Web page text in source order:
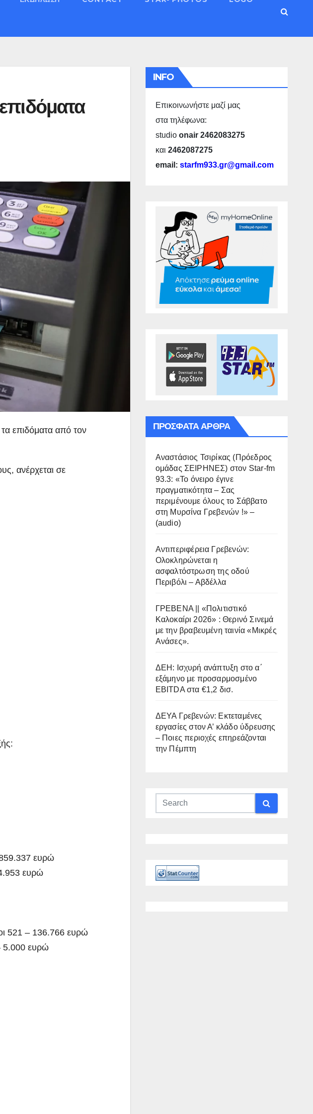
επιδόματα από τον
ανέρχεται σε
ευρώ
ευρώ
521 – 136.766 ευρώ
5.000 ευρώ
INFO
Επικοινωνήστε μαζί μας
στα τηλέφωνα:
studio onair 2462083275
και 2462087275
email: starfm933.gr@gmail.com
ΠΡΌΣΦΑΤΑ ΆΡΘΡΑ
Αναστάσιος Τσιρίκας (Πρόεδρος
ομάδας ΣΕΙΡΗΝΕΣ) στον Star-fm
93.3: «Το όνειρο έγινε
πραγματικότητα – Σας
περιμένουμε όλους το Σάββατο
στη Μυρσίνα Γρεβενών !» –
(audio)
Αντιπεριφέρεια Γρεβενών:
Ολοκληρώνεται η
ασφαλτόστρωση της οδού
Περιβόλι – Αβδέλλα
ΓΡΕΒΕΝΑ || «Πολιτιστικό
Καλοκαίρι 2026» : Θερινό Σινεμά
με την βραβευμένη ταινία «Μικρές
Ανάσες».
ΔΕΗ: Ισχυρή ανάπτυξη στο α΄
εξάμηνο με προσαρμοσμένο
EBITDA στα €1,2 δισ.
ΔΕΥΑ Γρεβενών: Εκτεταμένες
εργασίες στον Α’ κλάδο ύδρευσης
– Ποιες περιοχές επηρεάζονται
την Πέμπτη